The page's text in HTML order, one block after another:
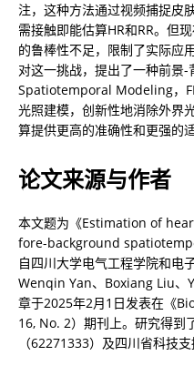
注，这种方法通过视频捕捉皮
需接触即能估算HR和RR。但
的鲁棒性不足，限制了实际应
对这一挑战，提出了一种前景
Spatiotemporal Modeling，
光照建模，创新性地消除外界
算提供更高的准确性和更强的适
论文来源与作者
本文题为《Estimation of
fore-background
自四川大学电气工程学院和电
Wenqin Yan、Boxiang Liu、
章于2025年2月1日发表在《
16, No. 2）期刊上。研究得到
（62271333）及四川省科技